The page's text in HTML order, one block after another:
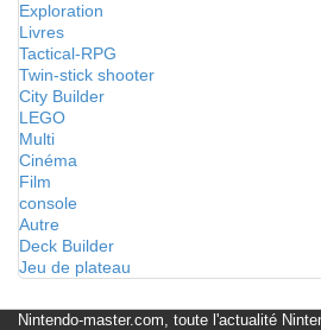
Exploration
Livres
Tactical-RPG
Twin-stick shooter
City Builder
LEGO
Multi
Cinéma
Film
console
Autre
Deck Builder
Jeu de plateau
Nintendo-master.com, toute l'actualité